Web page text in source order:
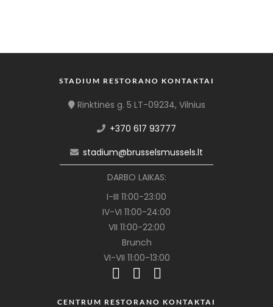
STADIUM RESTORANO KONTAKTAI
Rinktinės g. 5 LT-09234, Vilnius
+370 617 93777
stadium@brusselsmussels.lt
DARBO LAIKAS:
I-III 11:00-23:00
IV-VI 11:00-24:00
VII 11:00-22:00
Brunch
VI-VII 11:00-13:00
CENTRUM RESTORANO KONTAKTAI